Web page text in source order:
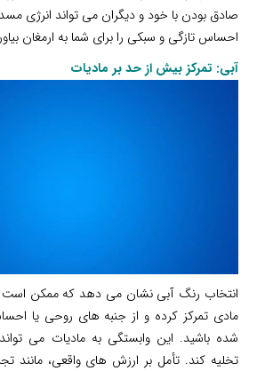
صادق بودن با خود و دیگران می تواند انرژی
احساس تازگی و سبکی را برای شما به ارمغان
آبی: تمرکز بیش از حد بر مادیات
انتخاب رنگ آبی نشان می دهد که ممکن است
مادی تمرکز کرده و از جنبه های روحی یا
شده باشید. این وابستگی به مادیات می
تخلیه کند. تأمل بر ارزش های واقعی، مانند